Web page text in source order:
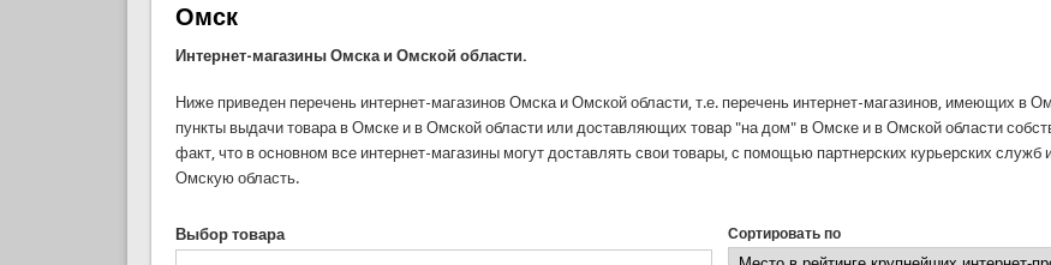
Омск
Интернет-магазины Омска и Омской области.
Ниже приведен перечень интернет-магазинов Омска и Омской области, т.е. перечень интернет-магазинов, имеющих в
пункты выдачи товара в Омске и в Омской области или доставляющих товар "на дом" в Омске и в Омской области
факт, что в основном все интернет-магазины могут доставлять свои товары, с помощью партнерских курьерских
Омскую область.
Выбор товара Сортировать по